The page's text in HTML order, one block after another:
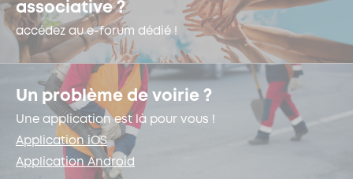
associative ?
accédez au e-forum dédié !
Un problème de voirie ?
Une application est là pour vous !
Application iOS
Application Android